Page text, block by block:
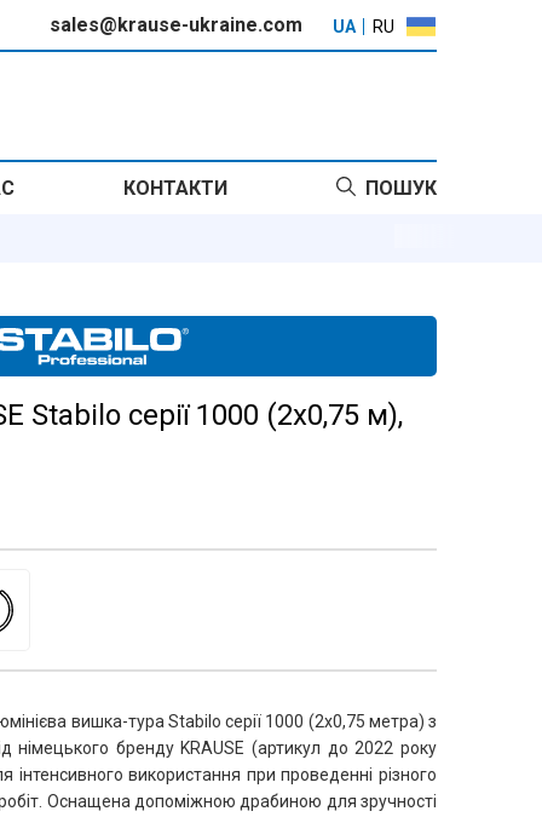
sales@krause-ukraine.com UA RU
КОНТАКТИ ПОШУК
Stabilo серії 1000 (2х0,75 м),
вишка-тура Stabilo серії 1000 (2х0,75 метра) з
німецького бренду KRAUSE (артикул до 2022 року
інтенсивного використання при проведенні різного
Оснащена допоміжною драбиною для зручності